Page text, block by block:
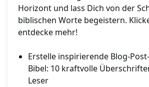
Horizont und lass Dich von der
biblischen Worte begeistern.
entdecke mehr!
Erstelle inspirierende Blog-
Bibel: 10 kraftvolle
Leser